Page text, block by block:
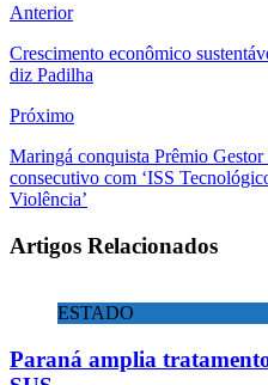
Anterior
Crescimento econômico
diz Padilha
Próximo
Maringá conquista Prêmio
consecutivo com ‘ISS
Violência’
Artigos Relacionados
ESTADO
Paraná amplia